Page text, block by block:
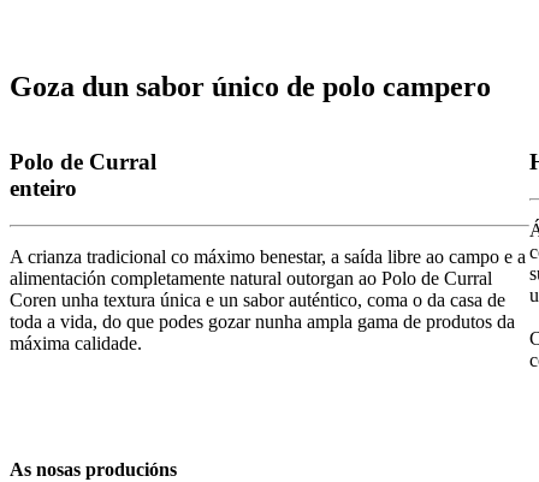
Goza dun sabor único de polo campero
Polo de Curral
enteiro
A crianza tradicional co máximo benestar, a saída libre ao campo e a
alimentación completamente natural outorgan ao Polo de Curral
Coren unha textura única e un sabor auténtico, coma o da casa de
toda a vida, do que podes gozar nunha ampla gama de produtos da
máxima calidade.
As nosas producións